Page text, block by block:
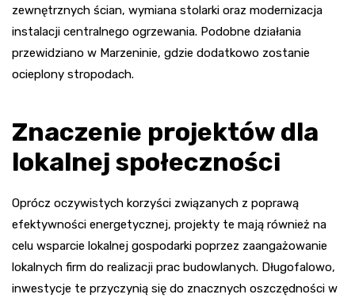
zewnętrznych ścian, wymiana stolarki oraz modernizacja
instalacji centralnego ogrzewania. Podobne działania
przewidziano w Marzeninie, gdzie dodatkowo zostanie
ocieplony stropodach.
Znaczenie projektów dla
lokalnej społeczności
Oprócz oczywistych korzyści związanych z poprawą
efektywności energetycznej, projekty te mają również na
celu wsparcie lokalnej gospodarki poprzez zaangażowanie
lokalnych firm do realizacji prac budowlanych. Długofalowo,
inwestycje te przyczynią się do znacznych oszczędności w